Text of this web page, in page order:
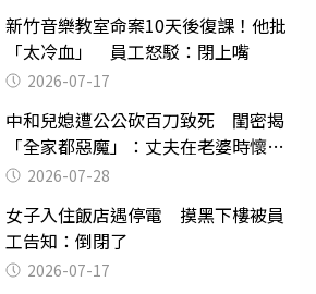
新竹音樂教室命案10天後復課！他批
「太冷血」 員工怒駁：閉上嘴
2026-07-17
中和兒媳遭公公砍百刀致死 閨密揭
「全家都惡魔」：丈夫在老婆時懷孕
摔東西
2026-07-28
女子入住飯店遇停電 摸黑下樓被員
工告知：倒閉了
2026-07-17